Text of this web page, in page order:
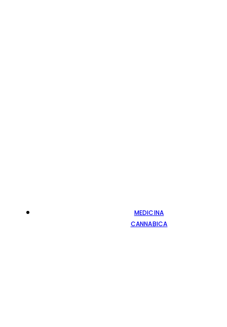
MEDICINA
CANNABICA